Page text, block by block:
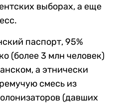
выборах, а еще
паспорт, 95%
(более 3 млн человек)
а этнически
смесь из
(давших